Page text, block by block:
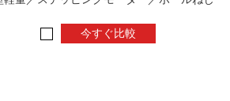
今すぐ比較